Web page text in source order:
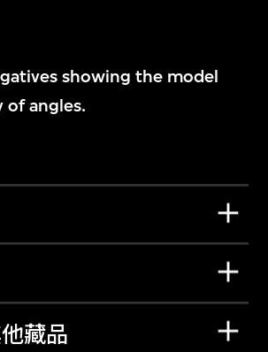
showing the model
of angles.
藏品